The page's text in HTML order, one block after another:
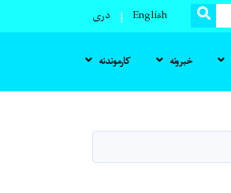
SEARCH
English دری
خبرونه کارموندنه